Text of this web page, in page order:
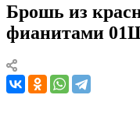
Брошь из
фианитами